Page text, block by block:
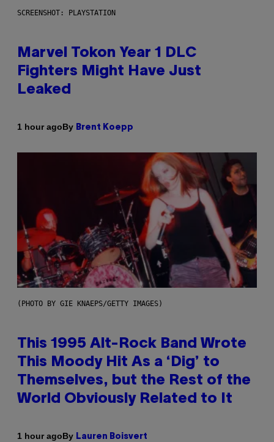
SCREENSHOT: PLAYSTATION
Marvel Tokon Year 1 DLC
Fighters Might Have Just
Leaked
1 hour agoBy Brent Koepp
(PHOTO BY GIE KNAEPS/GETTY IMAGES)
This 1995 Alt-Rock Band Wrote
This Moody Hit As a ‘Dig’ to
Themselves, but the Rest of the
World Obviously Related to It
1 hour agoBy Lauren Boisvert